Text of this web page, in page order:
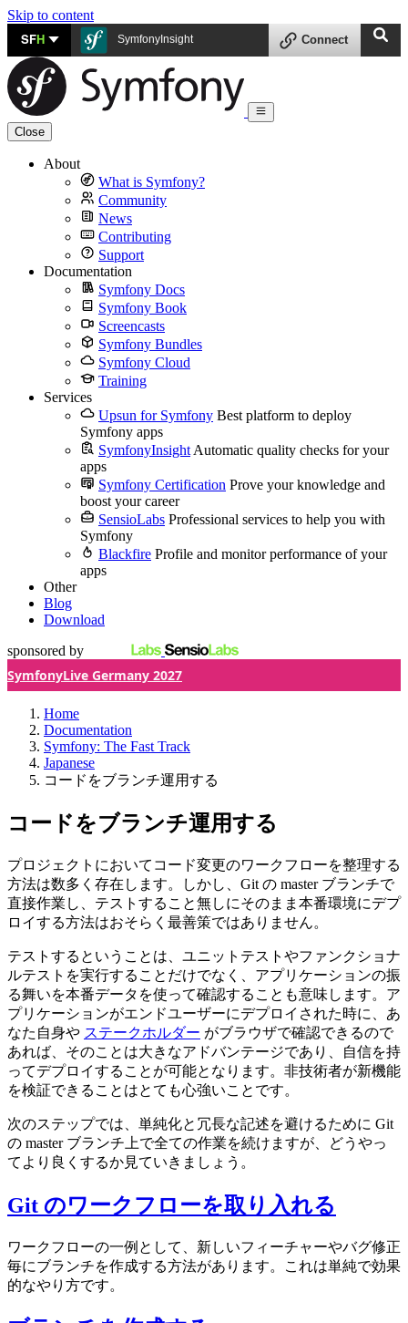
Skip to content
SFH SymfonyInsight Connect
Close
About
What is Symfony?
Community
News
Contributing
Support
Documentation
Symfony Docs
Symfony Book
Screencasts
Symfony Bundles
Symfony Cloud
Training
Services
Upsun for Symfony Best platform to deploy
Symfony apps
SymfonyInsight Automatic quality checks for your
apps
Symfony Certification Prove your knowledge and
boost your career
SensioLabs Professional services to help you with
Symfony
Blackfire Profile and monitor performance of your
apps
Other
Blog
Download
sponsored by
SymfonyLive Germany 2027
Home
Documentation
Symfony: The Fast Track
Japanese
コードをブランチ運用する
コードをブランチ運用する
プロジェクトにおいてコード変更のワークフローを整理する
方法は数多く存在します。しかし、Git の master ブランチで
直接作業し、テストすること無しにそのまま本番環境にデプ
ロイする方法はおそらく最善策ではありません。
テストするということは、ユニットテストやファンクショナ
ルテストを実行することだけでなく、アプリケーションの振
る舞いを本番データを使って確認することも意味します。ア
プリケーションがエンドユーザーにデプロイされた時に、あ
なた自身や ステークホルダー がブラウザで確認できるので
あれば、そのことは大きなアドバンテージであり、自信を持
ってデプロイすることが可能となります。非技術者が新機能
を検証できることはとても心強いことです。
次のステップでは、単純化と冗長な記述を避けるために Git
の master ブランチ上で全ての作業を続けますが、どうやっ
てより良くするか見ていきましょう。
Git のワークフローを取り入れる
ワークフローの一例として、新しいフィーチャーやバグ修正
毎にブランチを作成する方法があります。これは単純で効果
的なやり方です。